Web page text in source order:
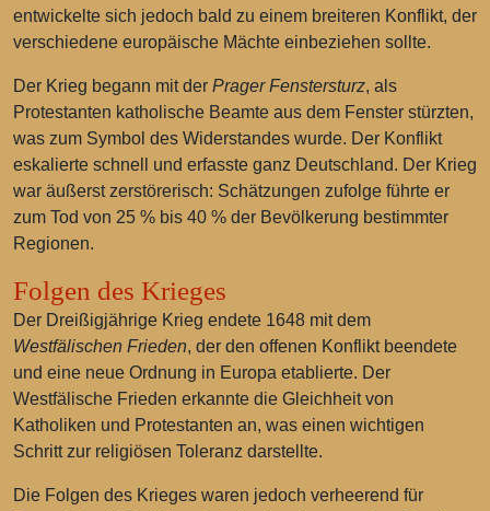
entwickelte sich jedoch bald zu einem breiteren Konflikt, der
verschiedene europäische Mächte einbeziehen sollte.
Der Krieg begann mit der Prager Fenstersturz, als
Protestanten katholische Beamte aus dem Fenster stürzten,
was zum Symbol des Widerstandes wurde. Der Konflikt
eskalierte schnell und erfasste ganz Deutschland. Der Krieg
war äußerst zerstörerisch: Schätzungen zufolge führte er
zum Tod von 25 % bis 40 % der Bevölkerung bestimmter
Regionen.
Folgen des Krieges
Der Dreißigjährige Krieg endete 1648 mit dem
Westfälischen Frieden, der den offenen Konflikt beendete
und eine neue Ordnung in Europa etablierte. Der
Westfälische Frieden erkannte die Gleichheit von
Katholiken und Protestanten an, was einen wichtigen
Schritt zur religiösen Toleranz darstellte.
Die Folgen des Krieges waren jedoch verheerend für